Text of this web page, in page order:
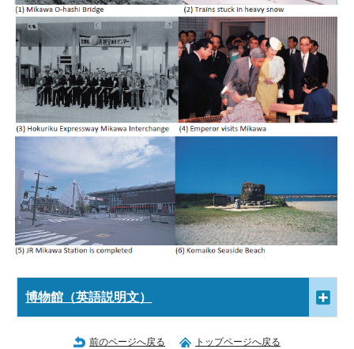
博物館（英語説明文）
前のページへ戻る トップページへ戻る